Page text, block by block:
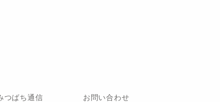
つばち通信 お問い合わせ